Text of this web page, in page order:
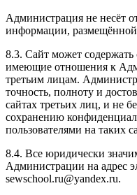
Администрация не несёт
информации,
8.3. Сайт может
имеющие отношения к
третьим лицам.
точность, полноту и
сайтах третьих лиц, и не
сохранению
пользователями на таких
8.4. Все юридически
Администрации на адрес
sewschool.ru@yandex.ru.